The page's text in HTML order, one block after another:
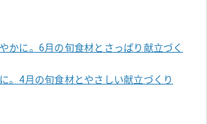
かに。6月の旬食材とさっぱり献立づく
。4月の旬食材とやさしい献立づくり